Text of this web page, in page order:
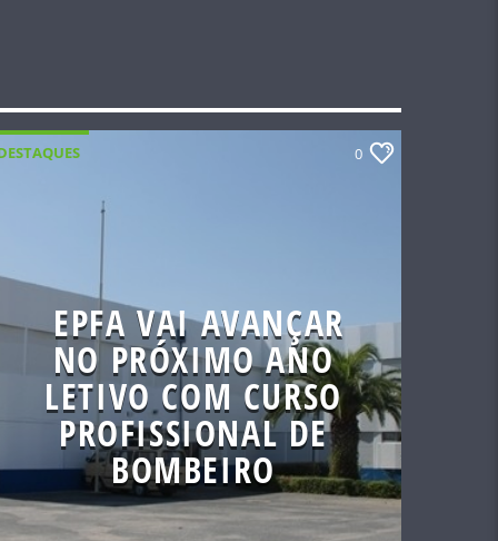
0
EPFA VAI AVANÇAR
NO PRÓXIMO ANO
LETIVO COM CURSO
PROFISSIONAL DE
BOMBEIRO